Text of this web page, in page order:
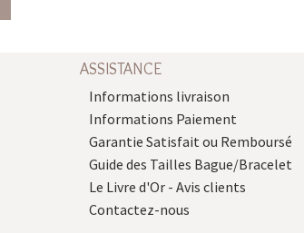
ASSISTANCE
Informations livraison
Informations Paiement
Garantie Satisfait ou Remboursé
Guide des Tailles Bague/Bracelet
Le Livre d'Or - Avis clients
Contactez-nous